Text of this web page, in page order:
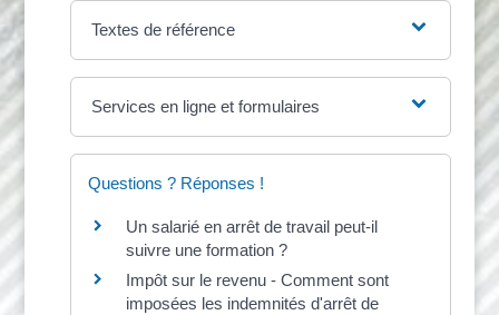
Textes de référence
Services en ligne et formulaires
Questions ? Réponses !
Un salarié en arrêt de travail peut-il
suivre une formation ?
Impôt sur le revenu - Comment sont
imposées les indemnités d'arrêt de